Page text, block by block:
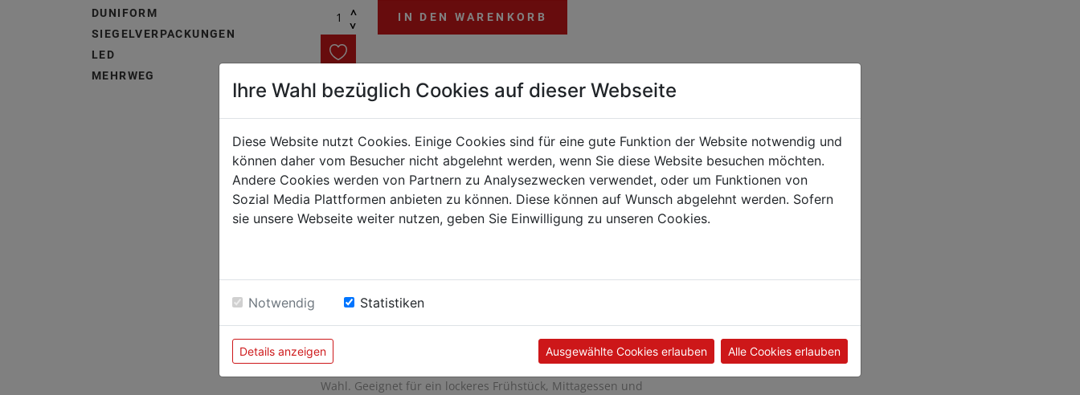
DUNIFORM
SIEGELVERPACKUNGEN
LED
MEHRWEG
^
^
IN DEN WARENKORB
Anzahl
Preis je VPE (netto)
ab 3 Kt € 40,72
ab 11 Kt € 36,86
Immer perfekt zu falten. Zeitsparend und bequem – der
perfekte Rahmen, wenn mehrere Serviervorgänge in kurzer
Zeit erfolgen müssen. Kompakte Größe. Die funktionale
Wahl. Geeignet für ein lockeres Frühstück, Mittagessen und
Ihre Wahl bezüglich Cookies auf dieser Webseite
Diese Website nutzt Cookies. Einige Cookies sind für eine gute Funktion der Website notwendig und
können daher vom Besucher nicht abgelehnt werden, wenn Sie diese Website besuchen möchten.
Andere Cookies werden von Partnern zu Analysezwecken verwendet, oder um Funktionen von
Sozial Media Plattformen anbieten zu können. Diese können auf Wunsch abgelehnt werden. Sofern
sie unsere Webseite weiter nutzen, geben Sie Einwilligung zu unseren Cookies.
Notwendig Statistiken
Details anzeigen Ausgewählte Cookies erlauben Alle Cookies erlauben